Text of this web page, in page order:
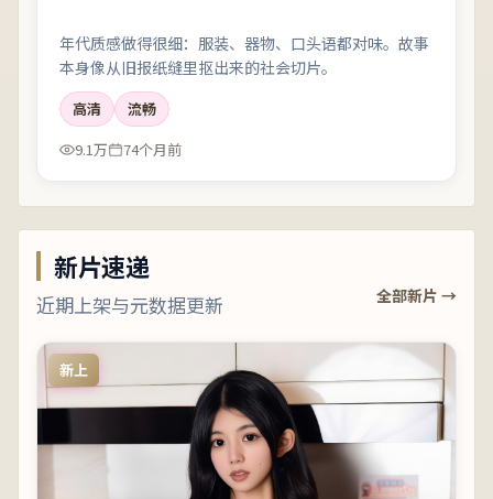
年代质感做得很细：服装、器物、口头语都对味。故事
本身像从旧报纸缝里抠出来的社会切片。
高清
流畅
9.1万
74个月前
新片速递
近期上架与元数据更新 全部新片 →
新上